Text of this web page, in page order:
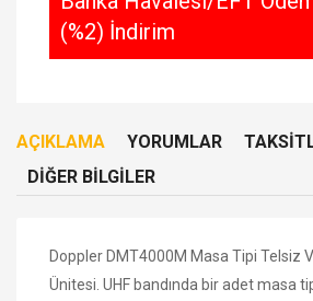
(%2) İndirim
AÇIKLAMA YORUMLAR
DIĞER BILGILER
Doppler DMT4000M Masa Tipi Telsiz
Ünitesi. UHF bandında bir adet masa